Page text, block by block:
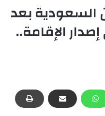
السعودية بعد
الإقامة..